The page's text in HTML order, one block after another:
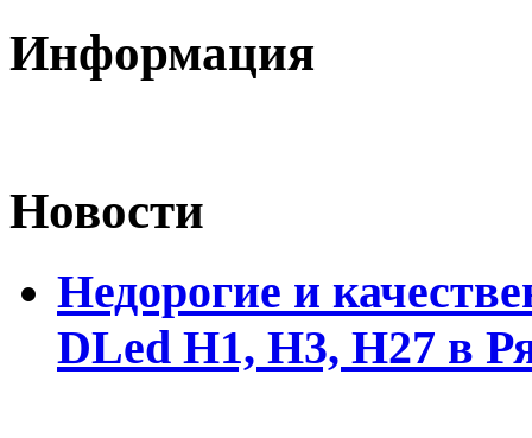
Информация
Новости
Недорогие и
DLed Н1, Н3, Н27 в